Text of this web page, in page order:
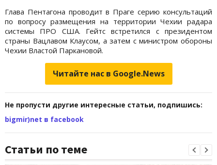
Глава Пентагона проводит в Праге серию консультаций
по вопросу размещения на территории Чехии радара
системы ПРО США. Гейтс встретился с президентом
страны Вацлавом Клаусом, а затем с министром обороны
Чехии Властой Паркановой.
Читайте нас в Google.News
Не пропусти другие интересные статьи, подпишись:
bigmir)net в facebook
Статьи по теме